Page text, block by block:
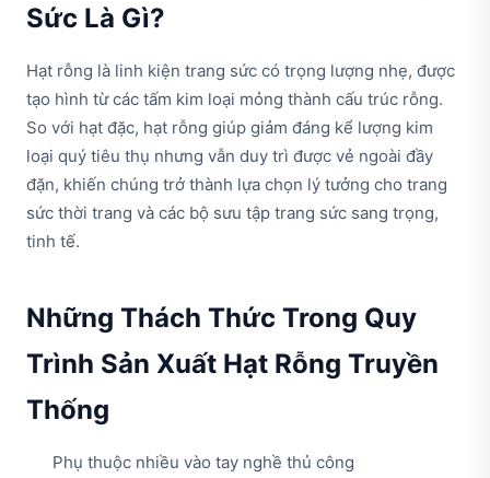
Sức Là Gì?
Hạt rỗng là linh kiện trang sức có trọng lượng nhẹ, được
tạo hình từ các tấm kim loại mỏng thành cấu trúc rỗng.
So với hạt đặc, hạt rỗng giúp giảm đáng kể lượng kim
loại quý tiêu thụ nhưng vẫn duy trì được vẻ ngoài đầy
đặn, khiến chúng trở thành lựa chọn lý tưởng cho trang
sức thời trang và các bộ sưu tập trang sức sang trọng,
tinh tế.
Những Thách Thức Trong Quy
Trình Sản Xuất Hạt Rỗng Truyền
Thống
Phụ thuộc nhiều vào tay nghề thủ công